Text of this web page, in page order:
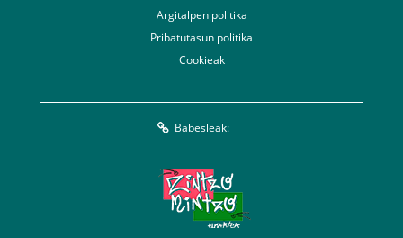
Argitalpen politika
Pribatutasun politika
Cookieak
Babesleak: